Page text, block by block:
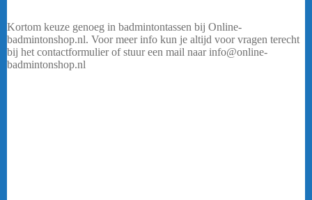
Kortom keuze genoeg in badmintontassen bij Online-
badmintonshop.nl. Voor meer info kun je altijd voor vragen terecht
bij het contactformulier of stuur een mail naar info@online-
badmintonshop.nl